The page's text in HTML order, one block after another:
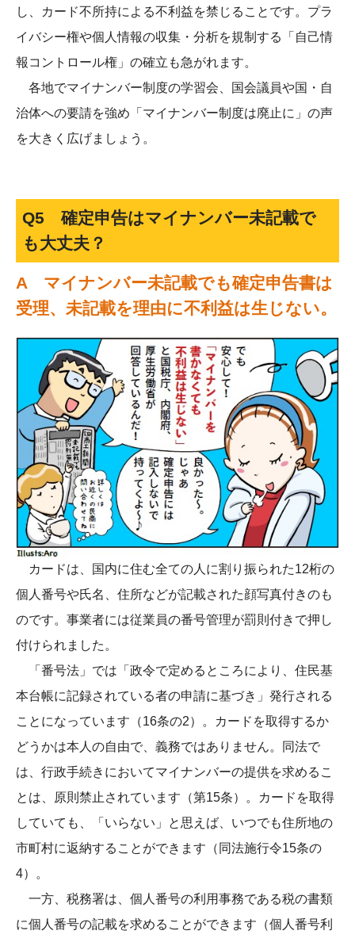
し、カード不所持による不利益を禁じることです。プラ
イバシー権や個人情報の収集・分析を規制する「自己情
報コントロール権」の確立も急がれます。
各地でマイナンバー制度の学習会、国会議員や国・自
治体への要請を強め「マイナンバー制度は廃止に」の声
を大きく広げましょう。
Q5 確定申告はマイナンバー未記載で
も大丈夫？
A マイナンバー未記載でも確定申告書は
受理、未記載を理由に不利益は生じない。
カードは、国内に住む全ての人に割り振られた12桁の
個人番号や氏名、住所などが記載された顔写真付きのも
のです。事業者には従業員の番号管理が罰則付きで押し
付けられました。
「番号法」では「政令で定めるところにより、住民基
本台帳に記録されている者の申請に基づき」発行される
ことになっています（16条の2）。カードを取得するか
どうかは本人の自由で、義務ではありません。同法で
は、行政手続きにおいてマイナンバーの提供を求めるこ
とは、原則禁止されています（第15条）。カードを取得
していても、「いらない」と思えば、いつでも住所地の
市町村に返納することができます（同法施行令15条の
4）。
一方、税務署は、個人番号の利用事務である税の書類
に個人番号の記載を求めることができます（個人番号利